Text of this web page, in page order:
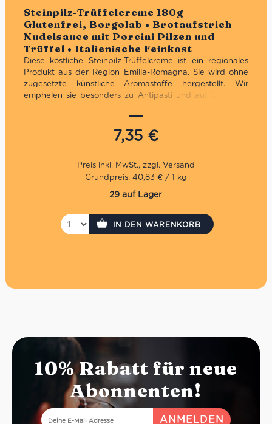
Steinpilz-Trüffelcreme 180g
Glutenfrei, Borgolab • Brotaufstrich
Nudelsauce mit Porcini Pilzen und
Trüffel • Italienische Feinkost
Diese köstliche Steinpilz-Trüffelcreme ist ein regionales
Produkt aus der Region Emilia-Romagna. Sie wird ohne
zugesetzte künstliche Aromastoffe hergestellt. Wir
emphelen sie besonders zu Antipasti und auf Croutons,
Aus hochwertigen sowie natürlichen Steinpilzen
Perfekt als Vorspeise
7,35 €
Bewertet
mit5.00von
5
Grundpreis: 40,83 € / 1 kg
29 auf Lager
IN DEN WARENKORB
10% Rabatt für neue
Abonnenten!